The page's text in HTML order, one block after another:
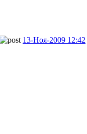
13-Ноя-2009 12:42